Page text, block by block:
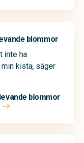
blommor
inte ha
kista, säger
blommor